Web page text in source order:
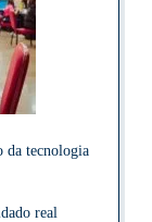
da tecnologia
real